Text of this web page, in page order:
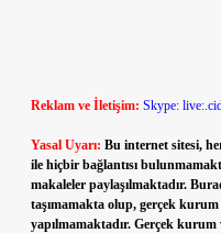
Reklam ve İletişim: Skype:
Yasal Uyarı: Bu internet sitesi,
ile hiçbir bağlantısı
makaleler paylaşılmaktadır.
taşımamakta olup, gerçek
yapılmamaktadır. Gerçek